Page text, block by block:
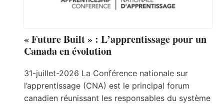
« Future Built » : L’apprentissage pour un
Canada en évolution
31-juillet-2026 La Conférence nationale sur
l’apprentissage (CNA) est le principal forum
canadien réunissant les responsables du système